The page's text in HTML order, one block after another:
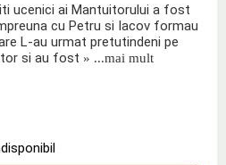
ucenici ai Mantuitorului a fost
cu Petru si Iacov formau
L-au urmat pretutindeni pe
si au fost » ...mai mult